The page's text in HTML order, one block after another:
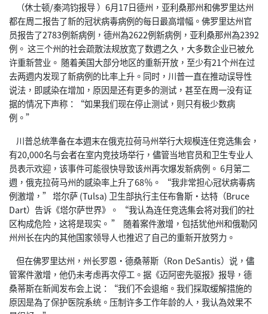
（休士顿/秦鸿钧报导 ）6月17日德州，亚利桑那州和佛罗里达州
都在周二报告了新的冠状病毒病例的每日最高增幅。佛罗里达州官
员报告了2783例新病例，德州為2622例新病例，亚利桑那州為2392
例。 这三个州的社会疏散法规放宽了数週之久，大多数企业已被允
许重新营业。 随着美国大部分地区的重新开放，至少有21个州在过
去两週内发现了新病例的比率上升。同时，川普一直在推动误导性
说法，即感染在增加，原因是还有更多的测试，甚至在周一没有证
据的情况下声称：“如果我们现在停止测试，则只有极少数病
例。”
川普总统準备在本週末在俄克拉荷马州举行大规模连任竞选集会，
有20,000名与会者在室内竞技场举行，儘管当地官员和卫生专业人
员表示欢迎，该事件可能很快导致该州再次爆发新病例。 6月第二
週，俄克拉荷马州的感染率上升了68％。 “我非常担心冠状病毒病
例激增，” 塔尔萨 (Tulsa) 卫生部执行主任布鲁斯•达特（Bruce
Dart）告诉《塔尔萨世界》。 “我认為连任竞选集会将对我们的社
区构成危险，这将是现实。 ” 随着案件激增，包括犹他州和俄勒冈
州州长在内的其他国家领导人也推迟了自己的重新开放努力。
但在佛罗里达州，州长罗恩•德桑蒂斯（Ron DeSantis）说，儘
管案件激增，他仍未考虑再次停工。据《迈阿密先驱报》报导，德
桑蒂斯在新闻发布会上说：“我们不会退缩。我们採取缓解措施的
原因是為了保护医院系统。压制许多工作年龄的人，我认為效果不